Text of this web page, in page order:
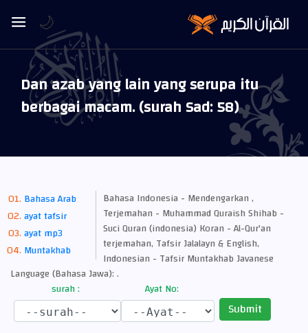
Dan azab yang lain yang serupa itu
berbagai macam. (surah Sad: 58)
Bahasa Arab
ayat tafsir
ayat mp3
Muntakhab
Bahasa Indonesia - Mendengarkan ,
Terjemahan - Muhammad Quraish Shihab -
Suci Quran (indonesia) Koran - Al-Qur'an
terjemahan, Tafsir Jalalayn & English,
Indonesian - Tafsir Muntakhab Javanese
Language (Bahasa Jawa): .
surah :
Ayat No:
Submit
🌙